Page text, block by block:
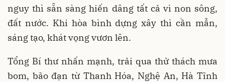
nguy thì sẵn sàng hiến dâng tất cả vì non sông,
đất nước. Khi hòa bình dựng xây thì cần mẫn,
sáng tạo, khát vọng vươn lên.
Tổng Bí thư nhấn mạnh, trải qua thử thách mưa
bom, bão đạn từ Thanh Hóa, Nghệ An, Hà Tĩnh